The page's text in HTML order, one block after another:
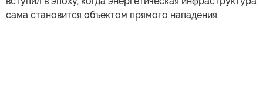
сама становится объектом прямого нападения.